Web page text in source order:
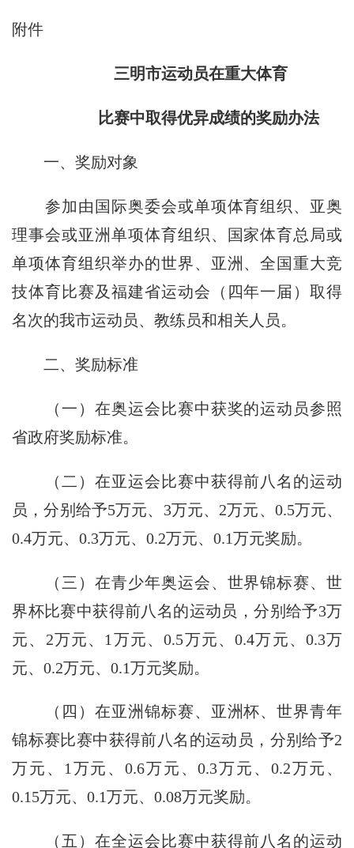
附件
三明市运动员在重大体育
比赛中取得优异成绩的奖励办法
一、奖励对象
参加由国际奥委会或单项体育组织、亚奥
理事会或亚洲单项体育组织、国家体育总局或
单项体育组织举办的世界、亚洲、全国重大竞
技体育比赛及福建省运动会（四年一届）取得
名次的我市运动员、教练员和相关人员。
二、奖励标准
（一）在奥运会比赛中获奖的运动员参照
省政府奖励标准。
（二）在亚运会比赛中获得前八名的运动
员，分别给予5万元、3万元、2万元、0.5万元、
0.4万元、0.3万元、0.2万元、0.1万元奖励。
（三）在青少年奥运会、世界锦标赛、世
界杯比赛中获得前八名的运动员，分别给予3万
元、2万元、1万元、0.5万元、0.4万元、0.3万
元、0.2万元、0.1万元奖励。
（四）在亚洲锦标赛、亚洲杯、世界青年
锦标赛比赛中获得前八名的运动员，分别给予2
万元、1万元、0.6万元、0.3万元、0.2万元、
0.15万元、0.1万元、0.08万元奖励。
（五）在全运会比赛中获得前八名的运动